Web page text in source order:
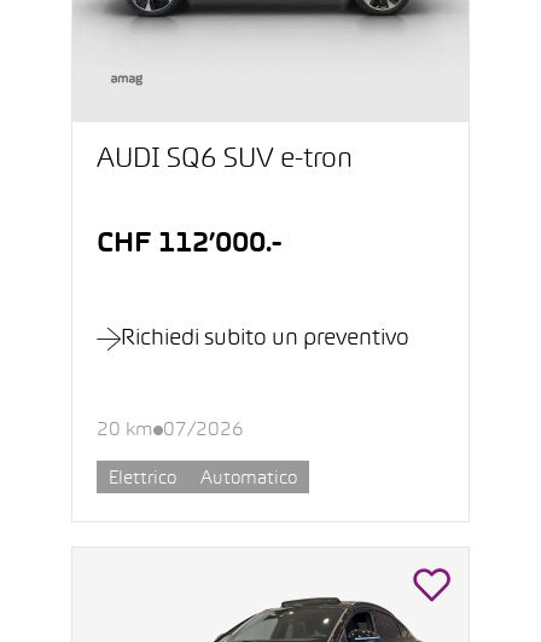
AUDI SQ6 SUV e-tron
CHF 112’000.-
Richiedi subito un preventivo
20 km 07/2026
Elettrico Automatico